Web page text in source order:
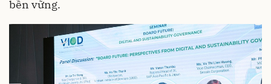
bền vững.